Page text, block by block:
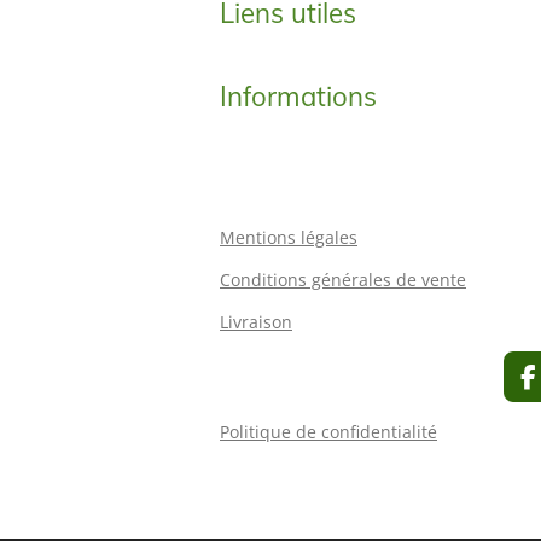
Liens utiles
Informations
Mentions légales
Conditions générales de vente
Livraison
F
a
Politique de confidentialité